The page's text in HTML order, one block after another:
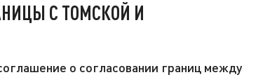
С ТОМСКОЙ И
о согласовании границ между